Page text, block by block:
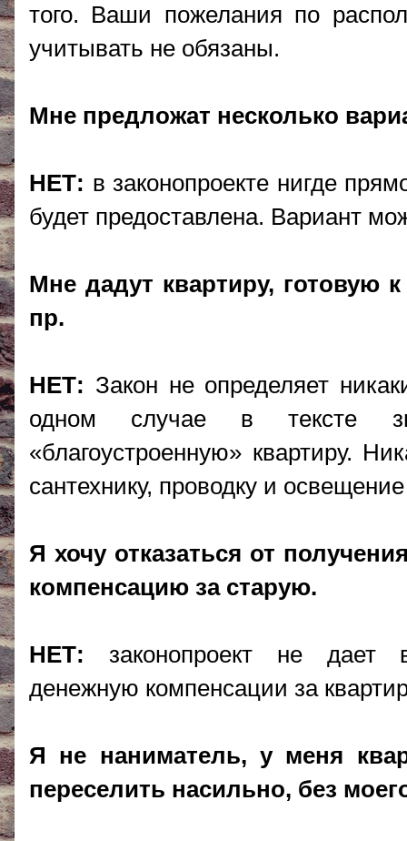
того. Ваши пожелания по
учитывать не обязаны.
Мне предложат несколько
НЕТ: в законопроекте нигде
будет предоставлена. Вариант
Мне дадут квартиру, готовую
пр.
НЕТ: Закон не определяет
одном случае в тексте
«благоустроенную» квартиру.
сантехнику, проводку и
Я хочу отказаться от
компенсацию за старую.
НЕТ: законопроект не дает
денежную компенсации за
Я не наниматель, у меня
переселить насильно, без